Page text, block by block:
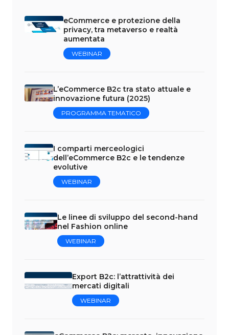
eCommerce e protezione della
privacy, tra metaverso e realtà
aumentata
WEBINAR
L’eCommerce B2c tra stato attuale e
innovazione futura (2025)
PROGRAMMA TEMATICO
I comparti merceologici
dell’eCommerce B2c e le tendenze
evolutive
WEBINAR
Le linee di sviluppo del second-hand
nel Fashion online
WEBINAR
Export B2c: l’attrattività dei
mercati digitali
WEBINAR